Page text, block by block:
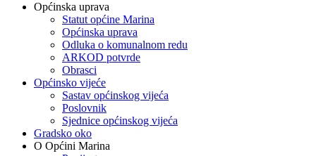
Općinska uprava
Statut općine Marina
Općinska uprava
Odluka o komunalnom redu
ARKOD potvrde
Obrasci
Općinsko vijeće
Sastav općinskog vijeća
Poslovnik
Sjednice općinskog vijeća
Gradsko oko
O Općini Marina